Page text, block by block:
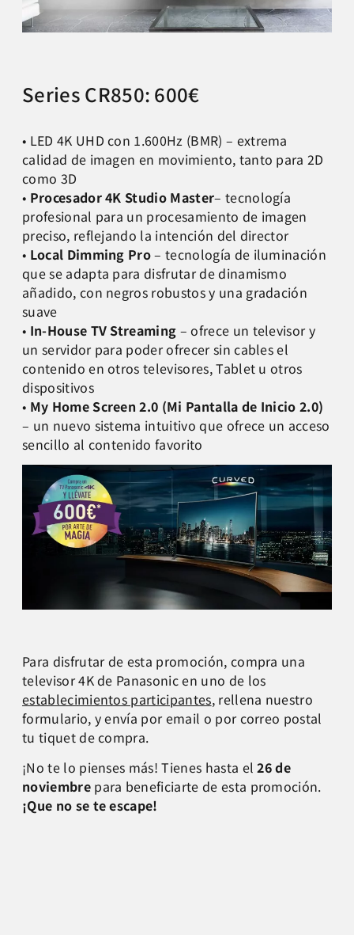
Series CR850: 600€
• LED 4K UHD con 1.600Hz (BMR) – extrema
calidad de imagen en movimiento, tanto para 2D
como 3D
• Procesador 4K Studio Master– tecnología
profesional para un procesamiento de imagen
preciso, reflejando la intención del director
• Local Dimming Pro– tecnología de iluminación
que se adapta para disfrutar de dinamismo
añadido, con negros robustos y una gradación
suave
• In-House TV Streaming – ofrece un televisor y
un servidor para poder ofrecer sin cables el
contenido en otros televisores, Tablet u otros
dispositivos
• My Home Screen 2.0 (Mi Pantalla de Inicio 2.0)
– un nuevo sistema intuitivo que ofrece un acceso
sencillo al contenido favorito
Para disfrutar de esta promoción, compra una
televisor 4K de Panasonic en uno de los
establecimientos participantes, rellena nuestro
formulario, y envía por email o por correo postal
tu tiquet de compra.
¡No te lo pienses más! Tienes hasta el26 de
noviembrepara beneficiarte de esta promoción.
¡Que no se te escape!